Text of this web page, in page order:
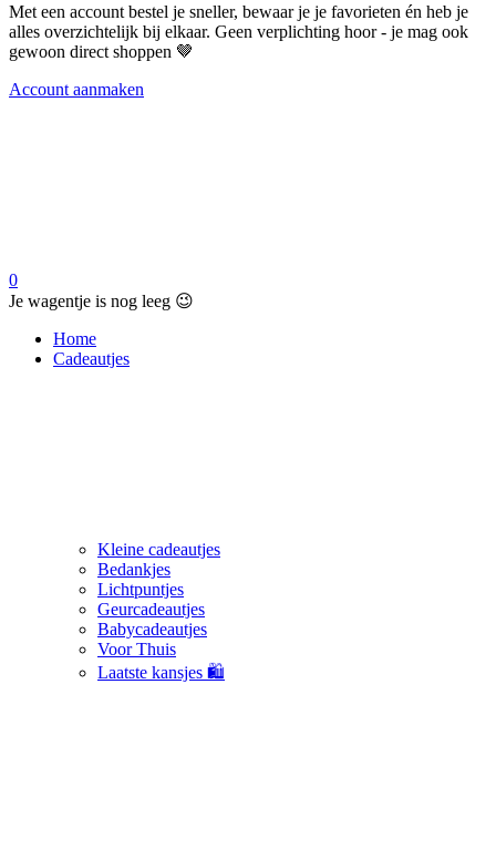
Met een account bestel je sneller, bewaar je je favorieten én heb je
alles overzichtelijk bij elkaar. Geen verplichting hoor - je mag ook
gewoon direct shoppen 🤎
Account aanmaken
0
Je wagentje is nog leeg 😉
Home
Cadeautjes
Kleine cadeautjes
Bedankjes
Lichtpuntjes
Geurcadeautjes
Babycadeautjes
Voor Thuis
Laatste kansjes 🛍️